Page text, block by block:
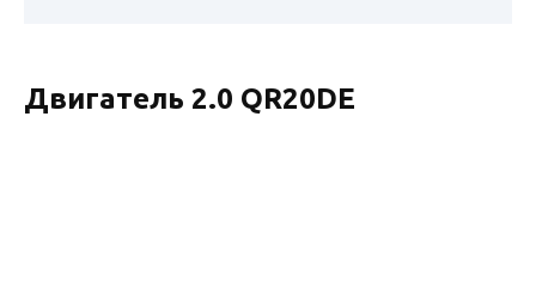
Двигатель 2.0 QR20DE